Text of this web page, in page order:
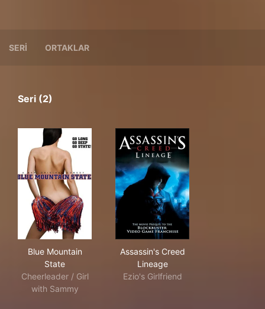
SERI ORTAKLAR
Seri (2)
Blue Mountain
State
Cheerleader / Girl
with Sammy
Assassin's Creed
Lineage
Ezio's Girlfriend